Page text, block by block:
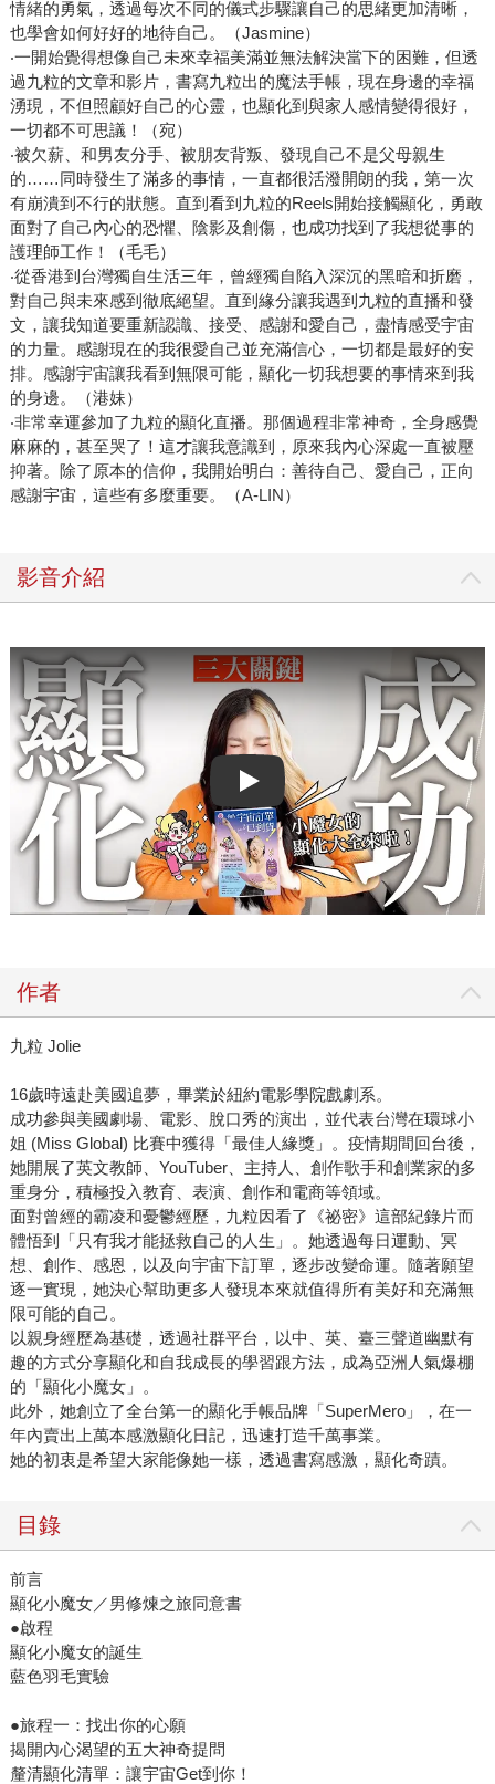
情緒的勇氣，透過每次不同的儀式步驟讓自己的思緒更加清晰，
也學會如何好好的地待自己。（Jasmine）
‧一開始覺得想像自己未來幸福美滿並無法解決當下的困難，但透
過九粒的文章和影片，書寫九粒出的魔法手帳，現在身邊的幸福
湧現，不但照顧好自己的心靈，也顯化到與家人感情變得很好，
一切都不可思議！（宛）
‧被欠薪、和男友分手、被朋友背叛、發現自己不是父母親生
的……同時發生了滿多的事情，一直都很活潑開朗的我，第一次
有崩潰到不行的狀態。直到看到九粒的Reels開始接觸顯化，勇敢
面對了自己內心的恐懼、陰影及創傷，也成功找到了我想從事的
護理師工作！（毛毛）
‧從香港到台灣獨自生活三年，曾經獨自陷入深沉的黑暗和折磨，
對自己與未來感到徹底絕望。直到緣分讓我遇到九粒的直播和發
文，讓我知道要重新認識、接受、感謝和愛自己，盡情感受宇宙
的力量。感謝現在的我很愛自己並充滿信心，一切都是最好的安
排。感謝宇宙讓我看到無限可能，顯化一切我想要的事情來到我
的身邊。（港妹）
‧非常幸運參加了九粒的顯化直播。那個過程非常神奇，全身感覺
麻麻的，甚至哭了！這才讓我意識到，原來我內心深處一直被壓
抑著。除了原本的信仰，我開始明白：善待自己、愛自己，正向
感謝宇宙，這些有多麼重要。（A-LIN）
影音介紹
Play video
作者
九粒 Jolie
16歲時遠赴美國追夢，畢業於紐約電影學院戲劇系。
成功參與美國劇場、電影、脫口秀的演出，並代表台灣在環球小
姐 (Miss Global) 比賽中獲得「最佳人緣獎」。疫情期間回台後，
她開展了英文教師、YouTuber、主持人、創作歌手和創業家的多
重身分，積極投入教育、表演、創作和電商等領域。
面對曾經的霸凌和憂鬱經歷，九粒因看了《祕密》這部紀錄片而
體悟到「只有我才能拯救自己的人生」。她透過每日運動、冥
想、創作、感恩，以及向宇宙下訂單，逐步改變命運。隨著願望
逐一實現，她決心幫助更多人發現本來就值得所有美好和充滿無
限可能的自己。
以親身經歷為基礎，透過社群平台，以中、英、臺三聲道幽默有
趣的方式分享顯化和自我成長的學習跟方法，成為亞洲人氣爆棚
的「顯化小魔女」。
此外，她創立了全台第一的顯化手帳品牌「SuperMero」，在一
年內賣出上萬本感激顯化日記，迅速打造千萬事業。
她的初衷是希望大家能像她一樣，透過書寫感激，顯化奇蹟。
目錄
前言
顯化小魔女／男修煉之旅同意書
●啟程
顯化小魔女的誕生
藍色羽毛實驗
●旅程一：找出你的心願
揭開內心渴望的五大神奇提問
釐清顯化清單：讓宇宙Get到你！